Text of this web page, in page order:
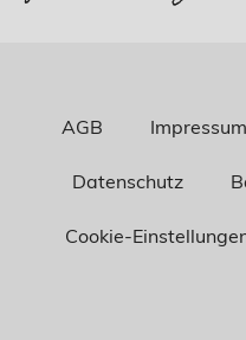
AGB Impressum
Datenschutz
Cookie-